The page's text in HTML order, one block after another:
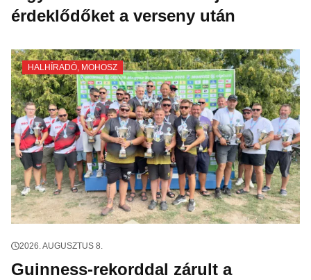
érdeklődőket a verseny után
HALHÍRADÓ, MOHOSZ
2026. AUGUSZTUS 8.
Guinness-rekorddal zárult a